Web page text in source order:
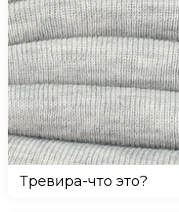
Тревира-что это?